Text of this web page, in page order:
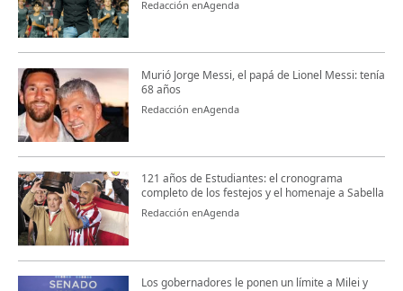
Redacción enAgenda
Murió Jorge Messi, el papá de Lionel Messi: tenía
68 años
Redacción enAgenda
121 años de Estudiantes: el cronograma
completo de los festejos y el homenaje a Sabella
Redacción enAgenda
Los gobernadores le ponen un límite a Milei y